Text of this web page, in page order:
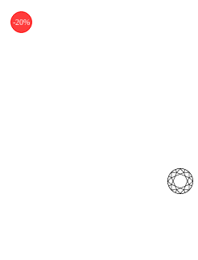
-20%